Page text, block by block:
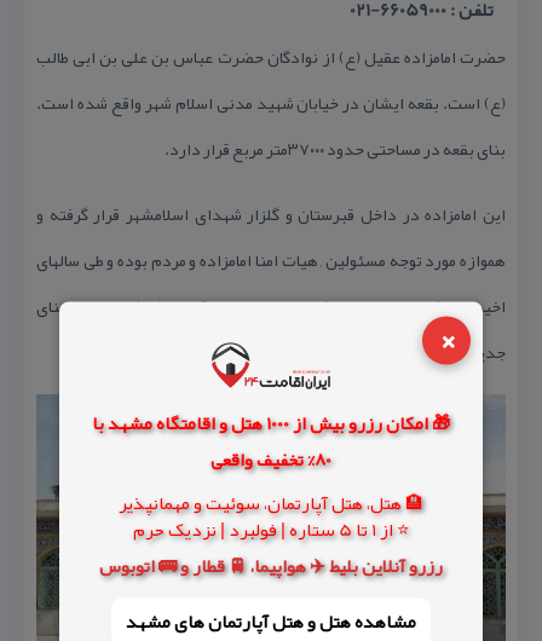
×
🎁 امکان رزرو بیش از 1000 هتل و اقامتگاه مشهد با
80% تخفیف واقعی
🏨 هتل، هتل آپارتمان، سوئیت و مهمانپذیر
⭐ از 1 تا 5 ستاره | فولبرد | نزدیک حرم
رزرو آنلاین بلیط ✈️ هواپیما، 🚆 قطار و 🚌 اتوبوس
مشاهده هتل و هتل‌ آپارتمان های مشهد
تلفن : 66059000-021
حضرت امامزاده عقیل (ع) از نوادگان حضرت عباس بن علی بن ابی طالب
(ع) است. بقعه ایشان در خیابان شهید مدنی اسلام شهر واقع شده است.
بنای بقعه در مساحتی حدود ۳۷۰۰۰متر مربع قرار دارد.
این امامزاده در داخل قبرستان و گلزار شهدای اسلامشهر قرار گرفته و
هموازه مورد توجه مسئولین , هیات امنا امامزاده و مردم بوده و طی سالهای
اخیر بنای فوق نوسازی و بخش های جدیدی به آن اضافه شده است . بنای
جدید شكیل و سطوح آن با كاشی های رنگی پوشیده شده است